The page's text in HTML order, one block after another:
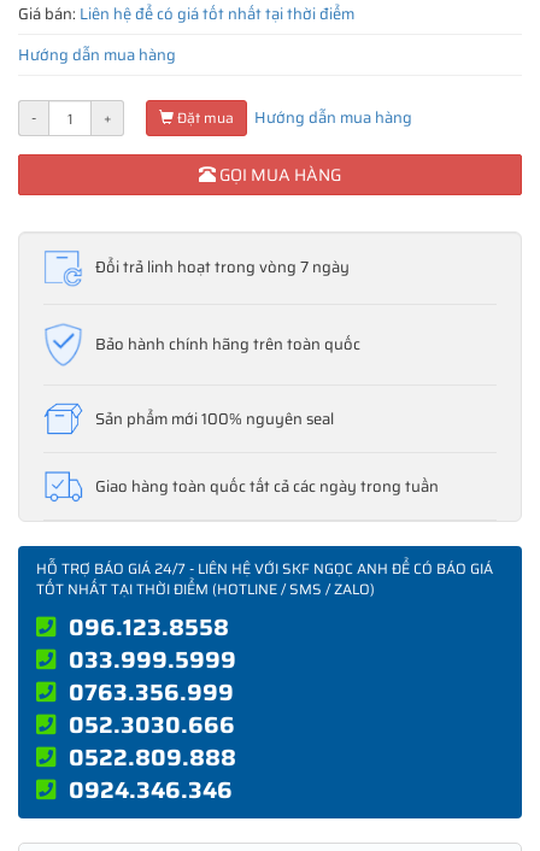
Giá bán: Liên hệ để có giá tốt nhất tại thời điểm
Hướng dẫn mua hàng
- + Đặt mua Hướng dẫn mua hàng
GỌI MUA HÀNG
Đổi trả linh hoạt trong vòng 7 ngày
Bảo hành chính hãng trên toàn quốc
Sản phẩm mới 100% nguyên seal
Giao hàng toàn quốc tất cả các ngày trong tuần
HỖ TRỢ BÁO GIÁ 24/7 - LIÊN HỆ VỚI SKF NGỌC ANH ĐỂ CÓ BÁO GIÁ
TỐT NHẤT TẠI THỜI ĐIỂM (HOTLINE / SMS / ZALO)
096.123.8558
033.999.5999
0763.356.999
052.3030.666
0522.809.888
0924.346.346